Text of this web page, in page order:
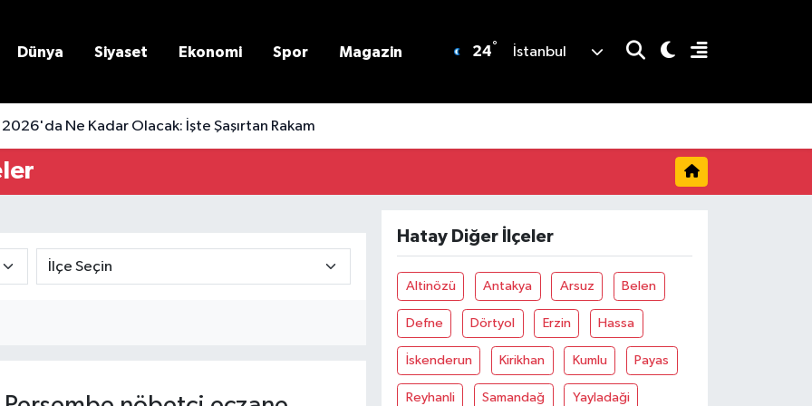
Dünya Siyaset Ekonomi Spor Magazin 24° İstanbul
Ne Kadar Olacak: İşte Şaşırtan Rakam
Hatay Diğer İlçeler
Altinözü Antakya Arsuz Belen
Defne Dörtyol Erzin Hassa
İskenderun Kirikhan Kumlu Payas
Reyhanli Samandağ Yayladaği